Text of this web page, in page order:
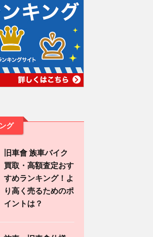
グ
旧車會 族車バイク
買取・高額査定おす
すめランキング！よ
り高く売るためのポ
イントは？